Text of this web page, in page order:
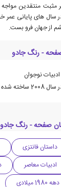
منتقدین مواجه
سال های پایانی عمر
- رنگ جادو
نوجوان
است.
صفحه - رنگ جادو
داستان فانتزی
ادبیات معاصر
دهه 1980 میلادی